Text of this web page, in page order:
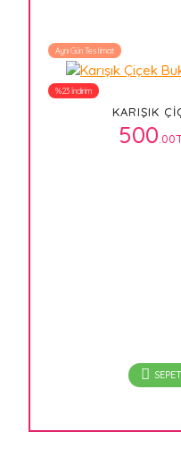
Aynı Gün Teslimat
%23 İndirim
KARIŞIK
500